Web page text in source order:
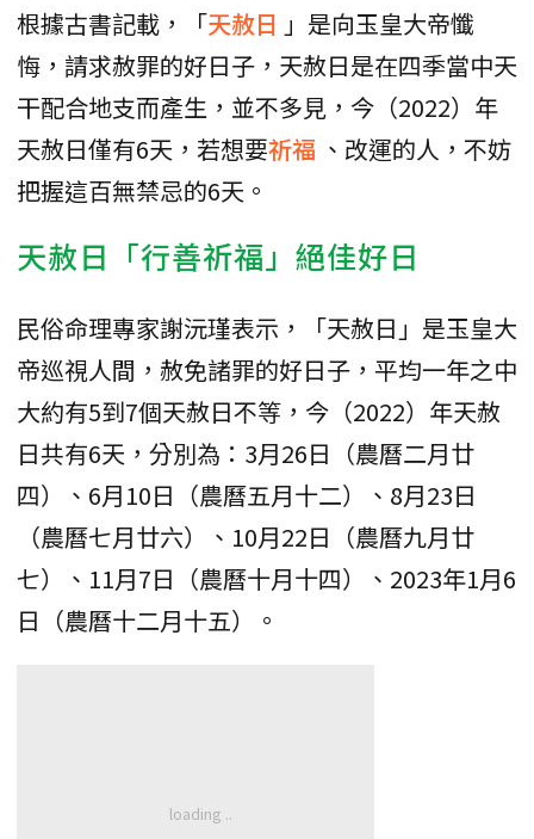
根據古書記載，「天赦日 」是向玉皇大帝懺
悔，請求赦罪的好日子，天赦日是在四季當中天
干配合地支而產生，並不多見，今（2022）年
天赦日僅有6天，若想要祈福 、改運的人，不妨
把握這百無禁忌的6天。
天赦日「行善祈福」絕佳好日
民俗命理專家謝沅瑾表示，「天赦日」是玉皇大
帝巡視人間，赦免諸罪的好日子，平均一年之中
大約有5到7個天赦日不等，今（2022）年天赦
日共有6天，分別為：3月26日（農曆二月廿
四）、6月10日（農曆五月十二）、8月23日
（農曆七月廿六）、10月22日（農曆九月廿
七）、11月7日（農曆十月十四）、2023年1月6
日（農曆十二月十五）。